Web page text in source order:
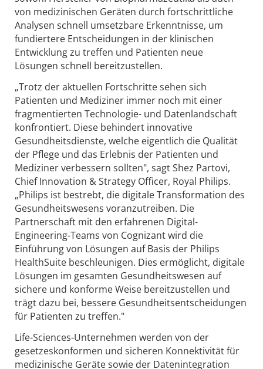
von medizinischen Geräten durch fortschrittliche
Analysen schnell umsetzbare Erkenntnisse, um
fundiertere Entscheidungen in der klinischen
Entwicklung zu treffen und Patienten neue
Lösungen schnell bereitzustellen.
„Trotz der aktuellen Fortschritte sehen sich
Patienten und Mediziner immer noch mit einer
fragmentierten Technologie- und Datenlandschaft
konfrontiert. Diese behindert innovative
Gesundheitsdienste, welche eigentlich die Qualität
der Pflege und das Erlebnis der Patienten und
Mediziner verbessern sollten", sagt Shez Partovi,
Chief Innovation & Strategy Officer, Royal Philips.
„Philips ist bestrebt, die digitale Transformation des
Gesundheitswesens voranzutreiben. Die
Partnerschaft mit den erfahrenen Digital-
Engineering-Teams von Cognizant wird die
Einführung von Lösungen auf Basis der Philips
HealthSuite beschleunigen. Dies ermöglicht, digitale
Lösungen im gesamten Gesundheitswesen auf
sichere und konforme Weise bereitzustellen und
trägt dazu bei, bessere Gesundheitsentscheidungen
für Patienten zu treffen."
Life-Sciences-Unternehmen werden von der
gesetzeskonformen und sicheren Konnektivität für
medizinische Geräte sowie der Datenintegration